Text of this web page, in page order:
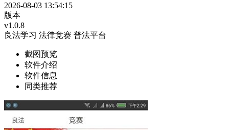
2026-08-03 13:54:15
版本
v1.0.8
良法学习 法律竞赛 普法平台
截图预览
软件介绍
软件信息
同类推荐